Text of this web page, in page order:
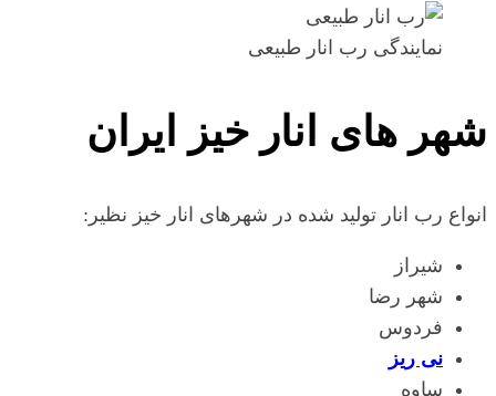
نمایندگی رب انار طبیعی
شهر های انار خیز ایران
انواع رب انار تولید شده در شهرهای انار خیز نظیر:
شیراز
شهر رضا
فردوس
نی ریز
ساوه